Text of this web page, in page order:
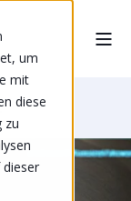
um
mit
diese
zu